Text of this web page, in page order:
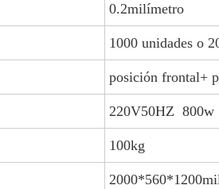
0.2milímetro
1000 unidades o
posición frontal+
220V50HZ 800w
100kg